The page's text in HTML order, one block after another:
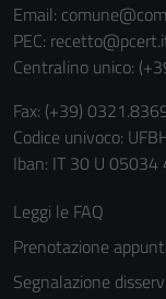
Email:
PEC:
Centralino unico:
Fax: (+39)
Codice univoco:
Iban: IT 30 U
Leggi le FAQ
Prenotazione
Segnalazione